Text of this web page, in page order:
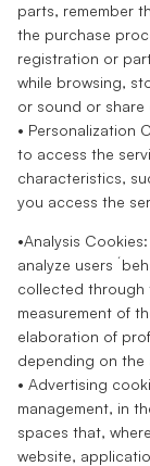
parts, remember
the purchase
registration or
while browsing,
or sound or
• Personalization
to access the
characteristics,
you access the
•Analysis
analyze users
collected through
measurement of
elaboration of
depending on the
• Advertising
management, in
spaces that,
website,